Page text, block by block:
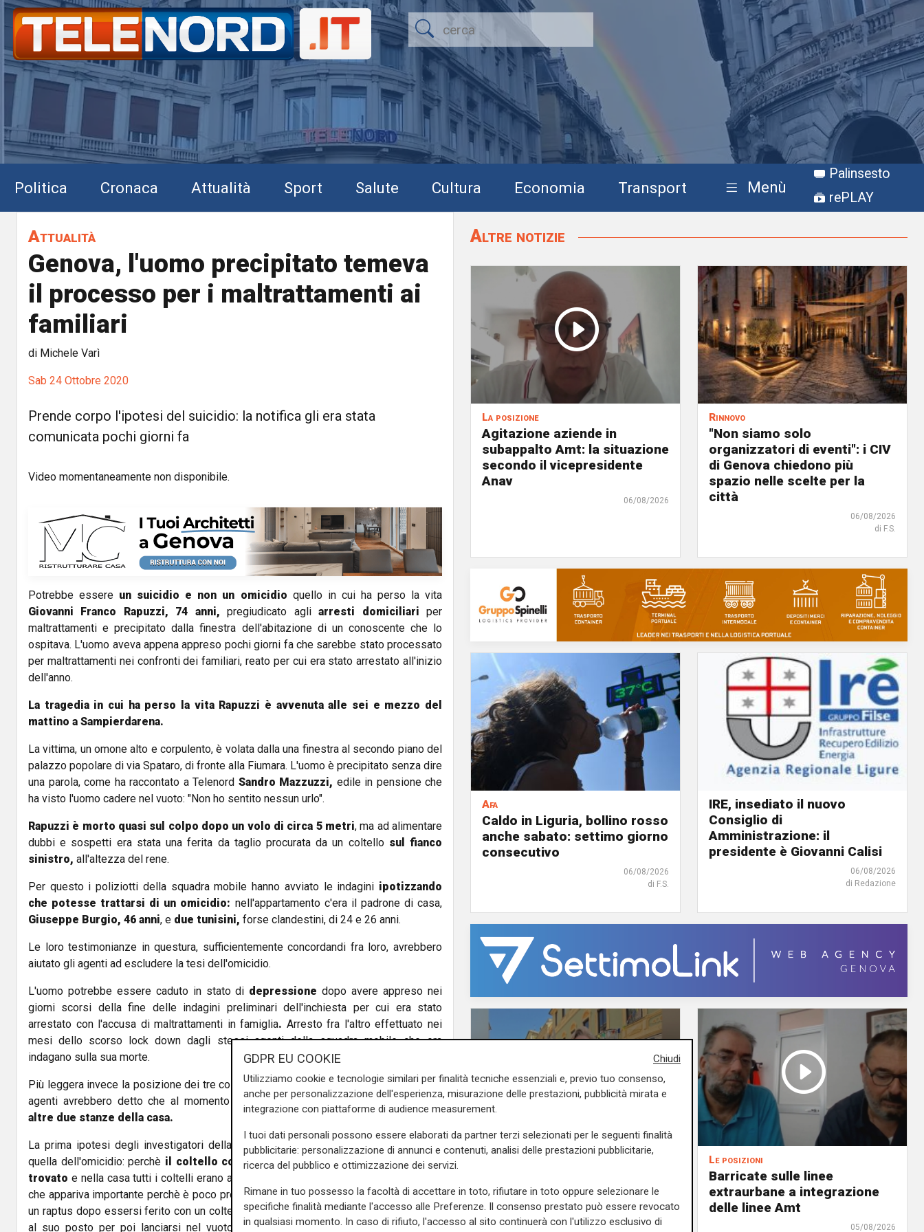
Politica Cronaca Attualità Sport Salute Cultura Economia Transport Menù
Palinsesto
rePLAY
Attualità
Genova, l'uomo precipitato temeva
il processo per i maltrattamenti ai
familiari
di Michele Varì
Sab 24 Ottobre 2020
Prende corpo l'ipotesi del suicidio: la notifica gli era stata
comunicata pochi giorni fa
Video momentaneamente non disponibile.
Potrebbe essere un suicidio e non un omicidio quello in cui ha perso la vita
Giovanni Franco Rapuzzi, 74 anni, pregiudicato agliarresti domiciliari per
maltrattamenti e precipitato dalla finestra dell'abitazione di un conoscente che lo
ospitava. L'uomo aveva appena appreso pochi giorni fa che sarebbe stato processato
per maltrattamenti nei confronti dei familiari, reato per cui era stato arrestato all'inizio
dell'anno.
La tragedia in cui ha perso la vita Rapuzzi è avvenuta alle sei e mezzo del
mattino a Sampierdarena.
La vittima, un omone alto e corpulento, è volata dalla una finestra al secondo piano del
palazzo popolare di via Spataro, di fronte alla Fiumara. L'uomo è precipitato senza dire
una parola, come ha raccontato a Telenord Sandro Mazzuzzi, edile in pensione che
ha visto l'uomo cadere nel vuoto: "Non ho sentito nessun urlo".
Rapuzzi è morto quasi sul colpo dopo un volo di circa 5 metri, ma ad alimentare
dubbi e sospetti era stata una ferita da taglio procurata da un coltello sul fianco
sinistro, all'altezza del rene.
Per questo i poliziotti della squadra mobile hanno avviato le indagini ipotizzando
che potesse trattarsi di un omicidio: nell'appartamento c'era il padrone di casa,
Giuseppe Burgio, 46 anni, e due tunisini, forse clandestini, di 24 e 26 anni.
Le loro testimonianze in questura, sufficientemente concordandi fra loro, avrebbero
aiutato gli agenti ad escludere la tesi dell'omicidio.
L'uomo potrebbe essere caduto in stato di depressione dopo avere appreso nei
giorni scorsi della fine delle indagini preliminari dell'inchiesta per cui era stato
arrestato con l'accusa di maltrattamenti in famiglia. Arresto fra l'altro effettuato nei
mesi dello scorso lock down dagli stessi agenti della squadra mobile che ora
indagano sulla sua morte.
Più leggera invece la posizione dei tre coinqulini che abitavano con Rapuzzi. I tre agli
agenti avrebbero detto che al momento della tragediastavano dormendo nelle
altre due stanze della casa.
La prima ipotesi degli investigatori della sezione reati contro la persona era stata
quella dell'omicidio: perchè il coltello con cui Rapuzzi si è ferito non era stato
trovato e nella casa tutti i coltelli erano apparentemente al loro posto. Un particolare
che appariva importante perchè è poco probabile che un aspirante suicida in preda ad
un raptus dopo essersi ferito con un coltello poi provedesse a lavare e riporre l'arma
al suo posto per poi lanciarsi nel vuoto. Il coltello invece probabilmente è stato
Altre notizie
La posizione
Agitazione aziende in
subappalto Amt: la situazione
secondo il vicepresidente
Anav
06/08/2026
Rinnovo
"Non siamo solo
organizzatori di eventi": i CIV
di Genova chiedono più
spazio nelle scelte per la
città
06/08/2026
di F.S.
Afa
Caldo in Liguria, bollino rosso
anche sabato: settimo giorno
consecutivo
06/08/2026
di F.S.
IRE, insediato il nuovo
Consiglio di
Amministrazione: il
presidente è Giovanni Calisi
06/08/2026
di Redazione
"A Puntavagno un'area cani al
posto di Mondobimbo 2. La
pizzeria verrà abbattuta,
Le posizioni
Barricate sulle linee
extraurbane a integrazione
delle linee Amt
05/08/2026
Chiudi
GDPR EU COOKIE
Utilizziamo cookie e tecnologie similari per finalità tecniche essenziali e, previo tuo consenso,
anche per personalizzazione dell'esperienza, misurazione delle prestazioni, pubblicità mirata e
integrazione con piattaforme di audience measurement.
I tuoi dati personali possono essere elaborati da partner terzi selezionati per le seguenti finalità
pubblicitarie: personalizzazione di annunci e contenuti, analisi delle prestazioni pubblicitarie,
ricerca del pubblico e ottimizzazione dei servizi.
Rimane in tuo possesso la facoltà di accettare in toto, rifiutare in toto oppure selezionare le
specifiche finalità mediante l'accesso alle Preferenze. Il consenso prestato può essere revocato
in qualsiasi momento. In caso di rifiuto, l'accesso al sito continuerà con l'utilizzo esclusivo di